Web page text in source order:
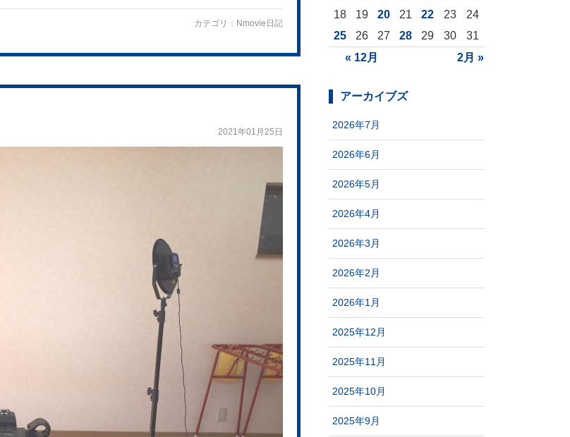
カテゴリ： Nmovie日記
2021年01月25日
« 12月 2月 »
18
19 20 21 22 23
24
25
26 27 28 29 30 31
アーカイブズ
2026年7月
2026年6月
2026年5月
2026年4月
2026年3月
2026年2月
2026年1月
2025年12月
2025年11月
2025年10月
2025年9月